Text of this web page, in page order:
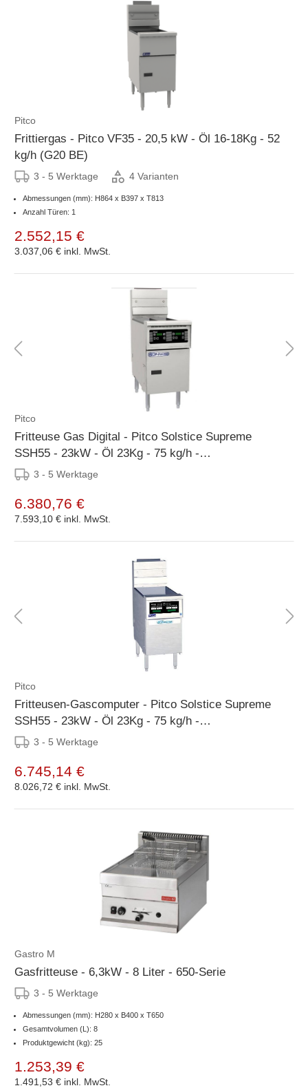
Pitco
Frittiergas - Pitco VF35 - 20,5 kW - Öl 16-18Kg - 52
kg/h (G20 BE)
3 - 5 Werktage 4 Varianten
Abmessungen (mm): H864 x B397 x T813
Anzahl Türen: 1
2.552,15 €
3.037,06 € inkl. MwSt.
Pitco
Fritteuse Gas Digital - Pitco Solstice Supreme
SSH55 - 23kW - Öl 23Kg - 75 kg/h -
397x875x864(h)mm
3 - 5 Werktage
6.380,76 €
7.593,10 € inkl. MwSt.
Pitco
Fritteusen-Gascomputer - Pitco Solstice Supreme
SSH55 - 23kW - Öl 23Kg - 75 kg/h -
397x875x864(h)mm
3 - 5 Werktage
6.745,14 €
8.026,72 € inkl. MwSt.
Gastro M
Gasfritteuse - 6,3kW - 8 Liter - 650-Serie
3 - 5 Werktage
Abmessungen (mm): H280 x B400 x T650
Gesamtvolumen (L): 8
Produktgewicht (kg): 25
1.253,39 €
1.491,53 € inkl. MwSt.